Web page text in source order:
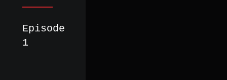
Episode
1